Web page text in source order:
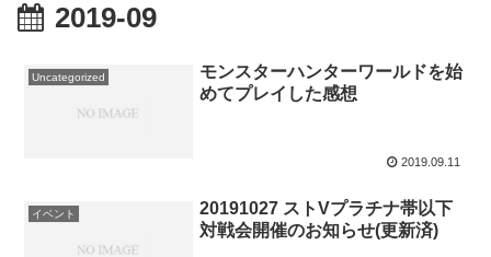
2019-09
Uncategorized
モンスターハンターワールドを始
めてプレイした感想
2019.09.11
イベント
20191027 ストVプラチナ帯以下
対戦会開催のお知らせ(更新済)